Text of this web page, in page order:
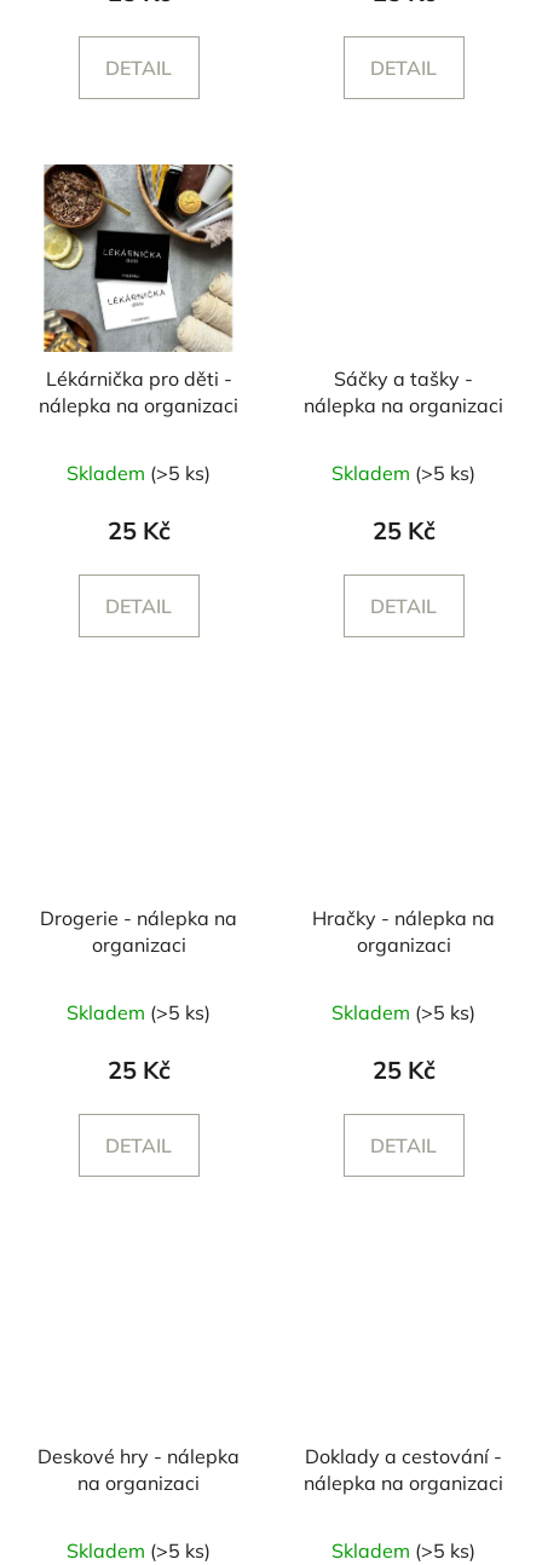
DETAIL DETAIL
Lékárnička pro děti -
nálepka na organizaci
Skladem (>5 ks)
25 Kč
DETAIL
Sáčky a tašky -
nálepka na organizaci
Skladem (>5 ks)
25 Kč
DETAIL
Drogerie - nálepka na
organizaci
Skladem (>5 ks)
25 Kč
DETAIL
Hračky - nálepka na
organizaci
Skladem (>5 ks)
25 Kč
DETAIL
Deskové hry - nálepka
na organizaci
Skladem (>5 ks)
Doklady a cestování -
nálepka na organizaci
Skladem (>5 ks)